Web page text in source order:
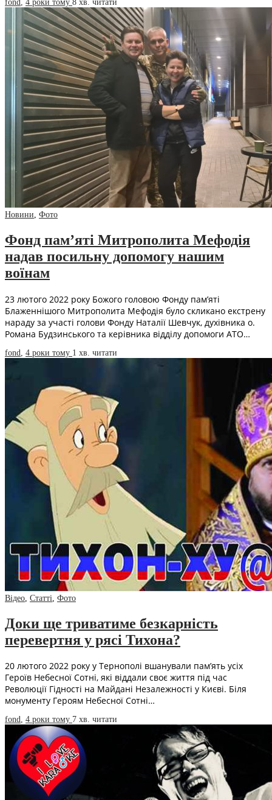
fond 4 роки тому 8 хв. читати
Новини Фото
Фонд пам’яті Митрополита Мефодія
надав посильну допомогу нашим
воїнам
23 лютого 2022 року Божого головою Фонду пам’яті
Блаженнішого Митрополита Мефодія було скликано екстрену
нараду за участі голови Фонду Наталії Шевчук, духівника о.
Романа Будзинського та керівника відділу допомоги АТО…
fond 4 роки тому 1 хв. читати
Відео Статті Фото
Доки ще триватиме безкарність
перевертня у рясі Тихона?
20 лютого 2022 року у Тернополі вшанували пам’ять усіх
Героїв Небесної Сотні, які віддали своє життя під час
Революції Гідності на Майдані Незалежності у Києві. Біля
монументу Героям Небесної Сотні…
fond, 4 роки тому 7 хв. читати